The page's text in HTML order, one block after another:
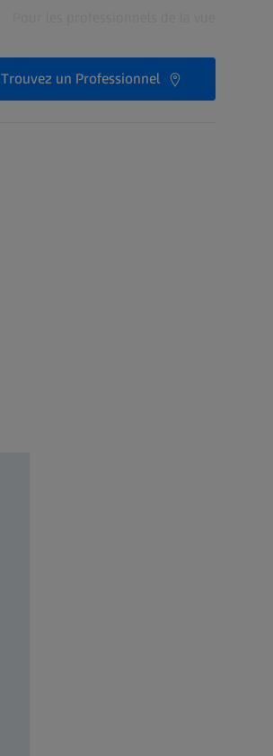
Trouvez un Professionnel